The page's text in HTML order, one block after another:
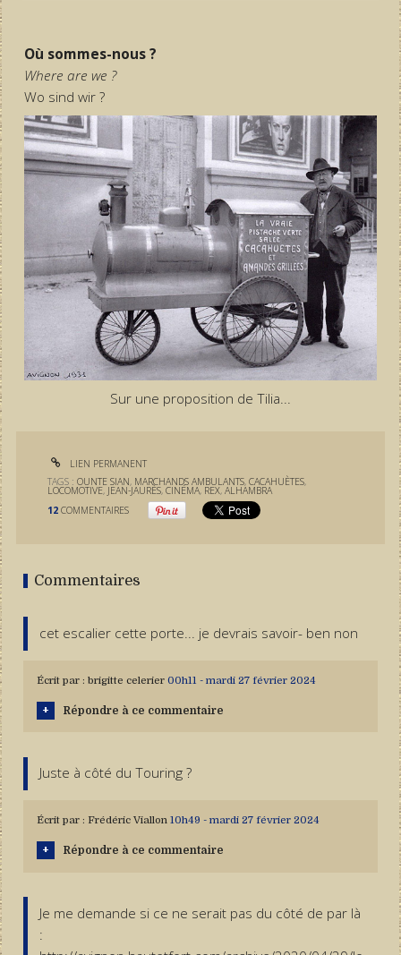
Où sommes-nous ?
Where are we ?
Wo sind wir ?
Sur une proposition de Tilia...
LIEN PERMANENT
TAGS :OUNTE SIAN, MARCHANDS AMBULANTS,CACAHUÈTES,
LOCOMOTIVE, JEAN-JAURÈS,CINÉMA, REX,ALHAMBRA
12 COMMENTAIRES
Commentaires
cet escalier cette porte... je devrais savoir- ben non
Écrit par : brigitte celerier 00h11 - mardi 27 février 2024
Répondre à ce commentaire
Juste à côté du Touring ?
Écrit par : Frédéric Viallon 10h49 - mardi 27 février 2024
Répondre à ce commentaire
Je me demande si ce ne serait pas du côté de par là
: